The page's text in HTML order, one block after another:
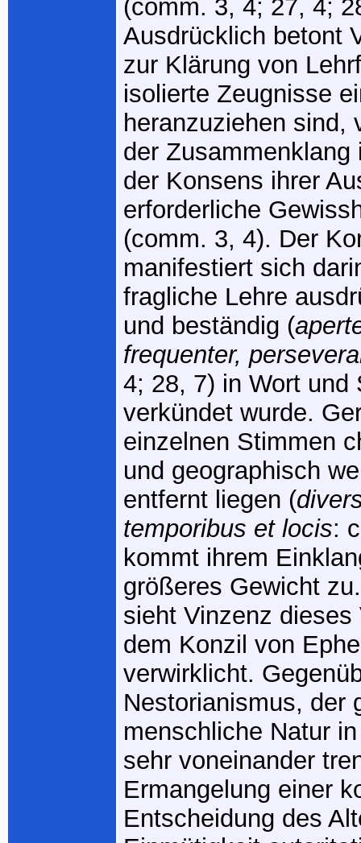
(comm. 3, 4; 27, 4;
Ausdrücklich betont
zur Klärung von
isolierte Zeugnisse
heranzuziehen sind,
der Zusammenklang
der Konsens ihrer
erforderliche
(comm. 3, 4). Der
manifestiert sich
fragliche Lehre
und beständig (
frequenter,
4; 28, 7) in Wort und
verkündet wurde.
einzelnen Stimmen
und geographisch
entfernt liegen (
temporibus et locis:
kommt ihrem
größeres Gewicht
sieht Vinzenz dieses
dem Konzil von
verwirklicht.
Nestorianismus, der
menschliche Natur
sehr voneinander
Ermangelung einer
Entscheidung des